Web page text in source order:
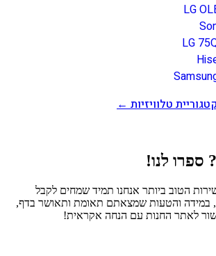
LG
LG
טלוויזיות ←
לנו!
הטוב ביותר אנחנו תמיד שמחים לקבל
במידה והטעות שמצאתם תאומת ותאושר בדף,
לאתר החנות עם הנחה אקראית!